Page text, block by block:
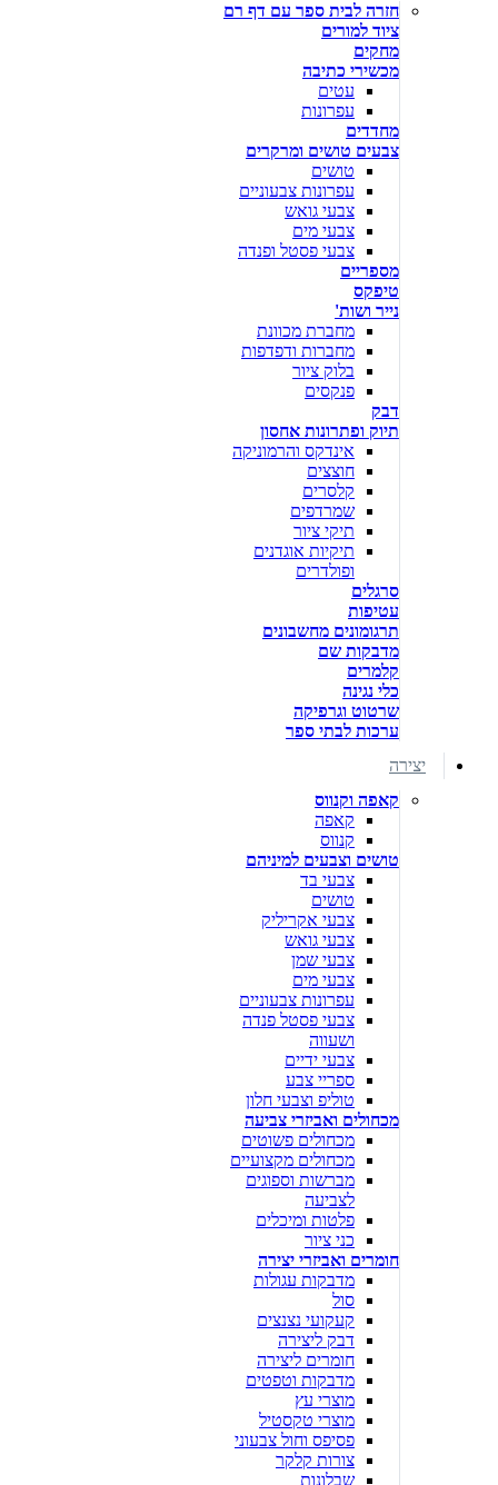
חזרה לבית ספר עם דף רם
ציוד למורים
מחקים
מכשירי כתיבה
עטים
עפרונות
מחדדים
צבעים טושים ומרקרים
טושים
עפרונות צבעוניים
צבעי גואש
צבעי מים
צבעי פסטל ופנדה
מספריים
טיפקס
נייר ושות'
מחברת מכוונת
מחברות ודפדפות
בלוק ציור
פנקסים
דבק
תיוק ופתרונות אחסון
אינדקס והרמוניקה
חוצצים
קלסרים
שמרדפים
תיקי ציור
תיקיות אוגדנים
ופולדרים
סרגלים
עטיפות
תרגומונים מחשבונים
מדבקות שם
קלמרים
כלי נגינה
שרטוט וגרפיקה
ערכות לבתי ספר
יצירה
קאפה וקנווס
קאפה
קנווס
טושים וצבעים למיניהם
צבעי בד
טושים
צבעי אקריליק
צבעי גואש
צבעי שמן
צבעי מים
עפרונות צבעוניים
צבעי פסטל פנדה
ושעווה
צבעי ידיים
ספריי צבע
טוליפ וצבעי חלון
מכחולים ואביזרי צביעה
מכחולים פשוטים
מכחולים מקצועיים
מברשות וספוגים
לצביעה
פלטות ומיכלים
כני ציור
חומרים ואביזרי יצירה
מדבקות עגולות
סול
קעקועי נצנצים
דבק ליצירה
חומרים ליצירה
מדבקות וטפטים
מוצרי עץ
מוצרי טקסטיל
פסיפס וחול צבעוני
צורות קלקר
שבלונות